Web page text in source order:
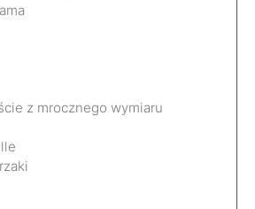
z mrocznego wymiaru